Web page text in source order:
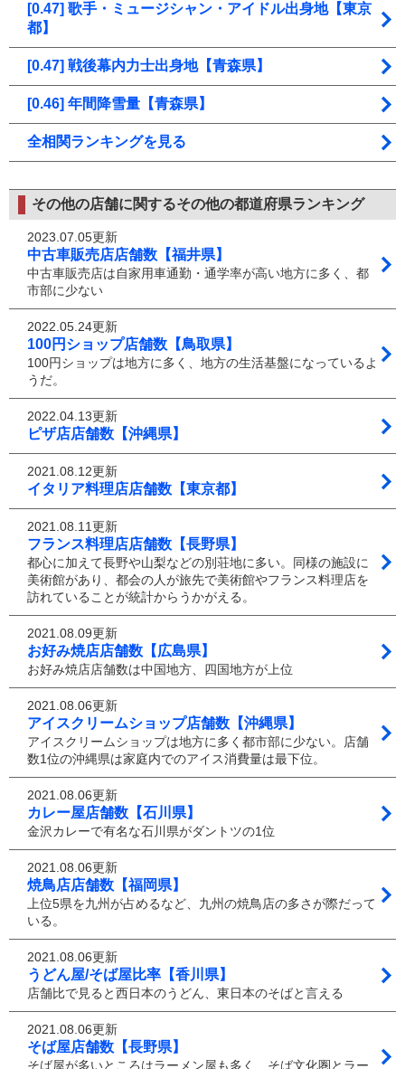
[0.47] 歌手・ミュージシャン・アイドル出身地【東京
都】
[0.47] 戦後幕内力士出身地【青森県】
[0.46] 年間降雪量【青森県】
全相関ランキングを見る
その他の店舗に関するその他の都道府県ランキング
2023.07.05更新
中古車販売店店舗数【福井県】
中古車販売店は自家用車通勤・通学率が高い地方に多く、都
市部に少ない
2022.05.24更新
100円ショップ店舗数【鳥取県】
100円ショップは地方に多く、地方の生活基盤になっているよ
うだ。
2022.04.13更新
ピザ店店舗数【沖縄県】
2021.08.12更新
イタリア料理店店舗数【東京都】
2021.08.11更新
フランス料理店店舗数【長野県】
都心に加えて長野や山梨などの別荘地に多い。同様の施設に
美術館があり、都会の人が旅先で美術館やフランス料理店を
訪れていることが統計からうかがえる。
2021.08.09更新
お好み焼店店舗数【広島県】
お好み焼店店舗数は中国地方、四国地方が上位
2021.08.06更新
アイスクリームショップ店舗数【沖縄県】
アイスクリームショップは地方に多く都市部に少ない。店舗
数1位の沖縄県は家庭内でのアイス消費量は最下位。
2021.08.06更新
カレー屋店舗数【石川県】
金沢カレーで有名な石川県がダントツの1位
2021.08.06更新
焼鳥店店舗数【福岡県】
上位5県を九州が占めるなど、九州の焼鳥店の多さが際だって
いる。
2021.08.06更新
うどん屋/そば屋比率【香川県】
店舗比で見ると西日本のうどん、東日本のそばと言える
2021.08.06更新
そば屋店舗数【長野県】
そば屋が多いところはラーメン屋も多く、そば文化圏とラー